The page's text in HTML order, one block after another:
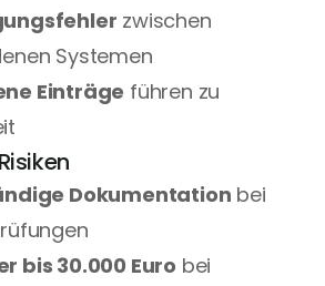
zwischen
Systemen
Einträge führen zu
Dokumentation bei
bis 30.000 Euro bei